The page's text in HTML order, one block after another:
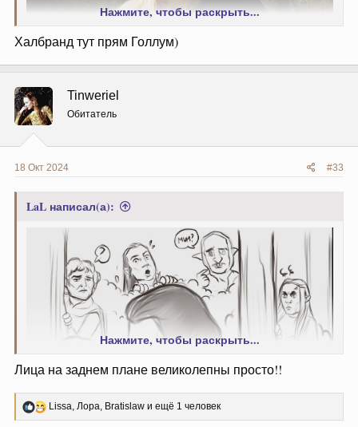
Нажмите, чтобы раскрыть...
Халбранд тут прям Голлум)
Tinweriel
Обитатель
18 Окт 2024 #33
LaL написал(а):
Нажмите, чтобы раскрыть...
Лица на заднем плане великолепны просто!!
Р
е
Lissa, Лора, Bratislaw и ещё 1 человек